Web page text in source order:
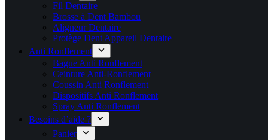
Fil Dentaire
Brosse à Dent Bambou
Aligneur Dentaire
Protège Dent Appareil Dentaire
Anti Ronflement
Bague Anti Ronflement
Ceinture Anti-Ronflement
Coussin Anti Ronflement
Dispositifs Anti Ronflement
Spray Anti Ronflement
Besoins d’aide ?
Panier